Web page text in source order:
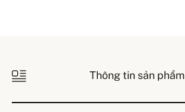
Thông tin sản phẩm